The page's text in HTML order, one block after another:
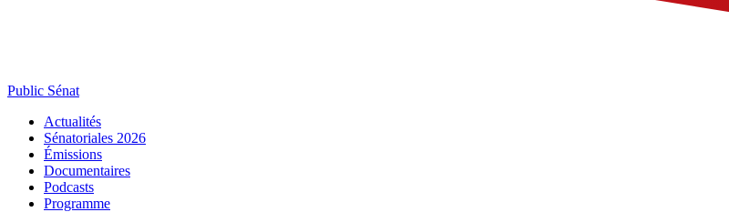
Public Sénat
Actualités
Sénatoriales 2026
Émissions
Documentaires
Podcasts
Programme